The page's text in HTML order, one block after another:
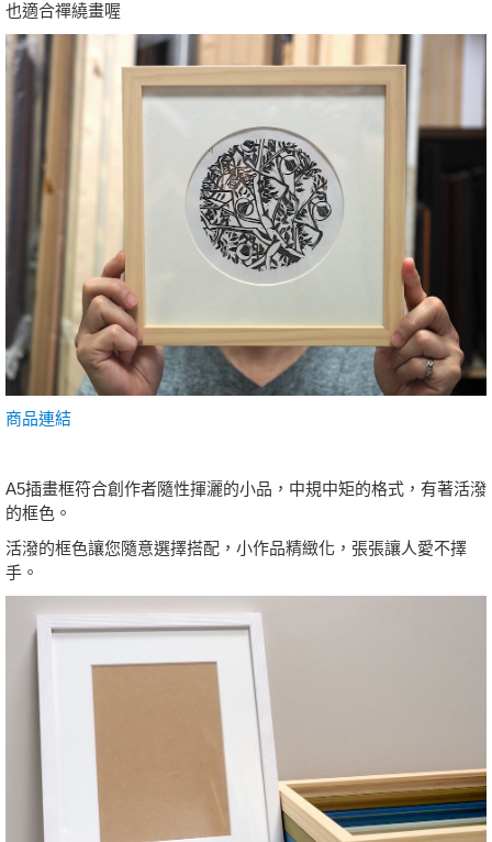
也適合禪繞畫喔
商品連結
A5插畫框符合創作者隨性揮灑的小品，中規中矩的格式，有著活潑
的框色。
活潑的框色讓您隨意選擇搭配，小作品精緻化，張張讓人愛不擇
手。